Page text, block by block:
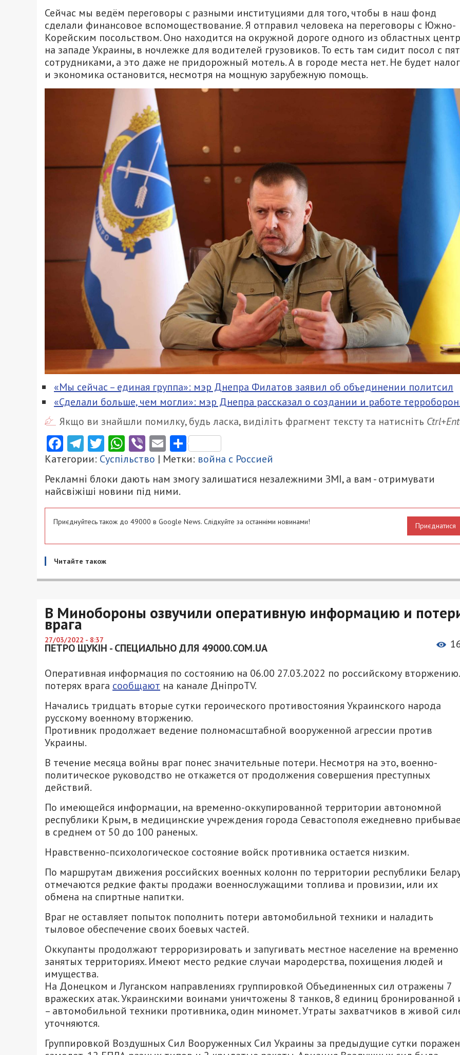
Сейчас мы ведём переговоры с разными институциями для того, чтобы в наш фонд
сделали финансовое вспомоществование. Я отправил человека на переговоры с Южно-
Корейским посольством. Оно находится на окружной дороге одного из областных
на западе Украины, в ночлежке для водителей грузовиков. То есть там сидит посол с
сотрудниками, а это даже не придорожный мотель. А в городе места нет. Не будет
и экономика остановится, несмотря на мощную зарубежную помощь.
«Мы сейчас – единая группа»: мэр Днепра Филатов заявил об объединении политсил
«Сделали больше, чем могли»: мэр Днепра рассказал о создании и работе
Якщо ви знайшли помилку, будь ласка, виділіть фрагмент тексту та натисніть
Facebook
Telegram
Twitter
WhatsApp
ViberEmailПоділитися
Категории: Суспільство | Метки: война с Россией
Рекламні блоки дають нам змогу залишатися незалежними ЗМІ, а вам - отримувати
найсвіжіші новини під ними.
Приєднуйтесь також до 49000 в Google News. Слідкуйте за останніми новинами! Приєднатися
Читайте також
В Минобороны озвучили оперативную информацию и
врага
27/03/2022 - 8:37
ПЕТРО ЩУКІН - СПЕЦИАЛЬНО ДЛЯ 49000.COM.UA
Оперативная информация по состоянию на 06.00 27.03.2022 по российскому
потерях врага сообщают на канале ДніпроTV.
Начались тридцать вторые сутки героического противостояния Украинского народа
русскому военному вторжению.
Противник продолжает ведение полномасштабной вооруженной агрессии против
Украины.
В течение месяца войны враг понес значительные потери. Несмотря на это, военно-
политическое руководство не откажется от продолжения совершения преступных
действий.
По имеющейся информации, на временно-оккупированной территории автономной
республики Крым, в медицинские учреждения города Севастополя ежедневно
в среднем от 50 до 100 раненых.
Нравственно-психологическое состояние войск противника остается низким.
По маршрутам движения российских военных колонн по территории республики
отмечаются редкие факты продажи военнослужащими топлива и провизии, или их
обмена на спиртные напитки.
Враг не оставляет попыток пополнить потери автомобильной техники и наладить
тыловое обеспечение своих боевых частей.
Оккупанты продолжают терроризировать и запугивать местное население на временно
занятых территориях. Имеют место редкие случаи мародерства, похищения людей и
имущества.
На Донецком и Луганском направлениях группировкой Объединенных сил отражены 7
вражеских атак. Украинскими воинами уничтожены 8 танков, 8 единиц бронированной
– автомобильной техники противника, один миномет. Утраты захватчиков в живой
уточняются.
Группировкой Воздушных Сил Вооруженных Сил Украины за предыдущие сутки